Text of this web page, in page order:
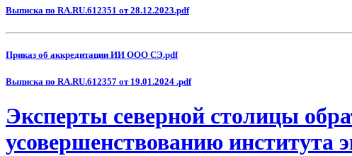
Выписка по RA.RU.612351 от 28.12.2023.pdf
Приказ об аккредитации ИИ ООО СЭ.pdf
Выписка по RA.RU.612357 от 19.01.2024 .pdf
Эксперты северной столицы
усовершенствованию института